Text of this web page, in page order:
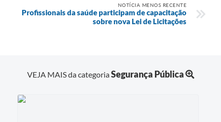
NOTÍCIA MENOS RECENTE
Profissionais da saúde participam de capacitação
sobre nova Lei de Licitações
VEJA MAIS da categoriaSegurança Pública